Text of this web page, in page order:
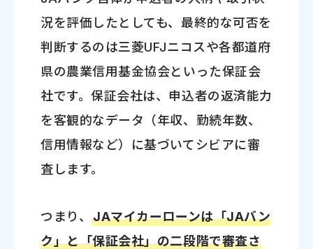
況を評価したとしても、最終的な可否を
判断するのは三菱UFJニコスや各都道府
県の農業信用基金協会といった保証会
社です。保証会社は、申込者の返済能力
を客観的なデータ（年収、勤続年数、
信用情報など）に基づいてシビアに審
査します。
つまり、JAマイカーローンは「JAバン
ク」と「保証会社」の二段階で審査さ